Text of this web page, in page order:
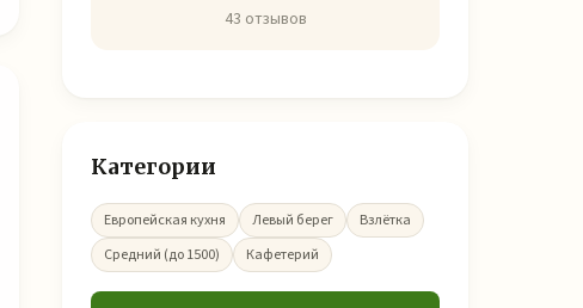
43 отзывов
Категории
Европейская кухня Левый берег
Взлётка
Средний (до 1500)
Кафетерий